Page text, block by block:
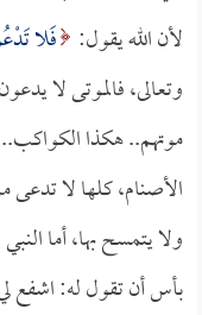
لأن الله يقول: فَلا
وتعالى، فالموتى لا
موتهم.. هكذا
الأصنام، كلها لا تدعى
ولا يتمسح بها، أما
بأس أن تقول له: اشفع